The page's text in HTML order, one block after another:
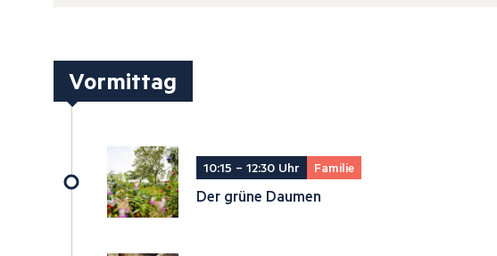
Vormittag
10:15 – 12:30 Uhr Familie
Der grüne Daumen